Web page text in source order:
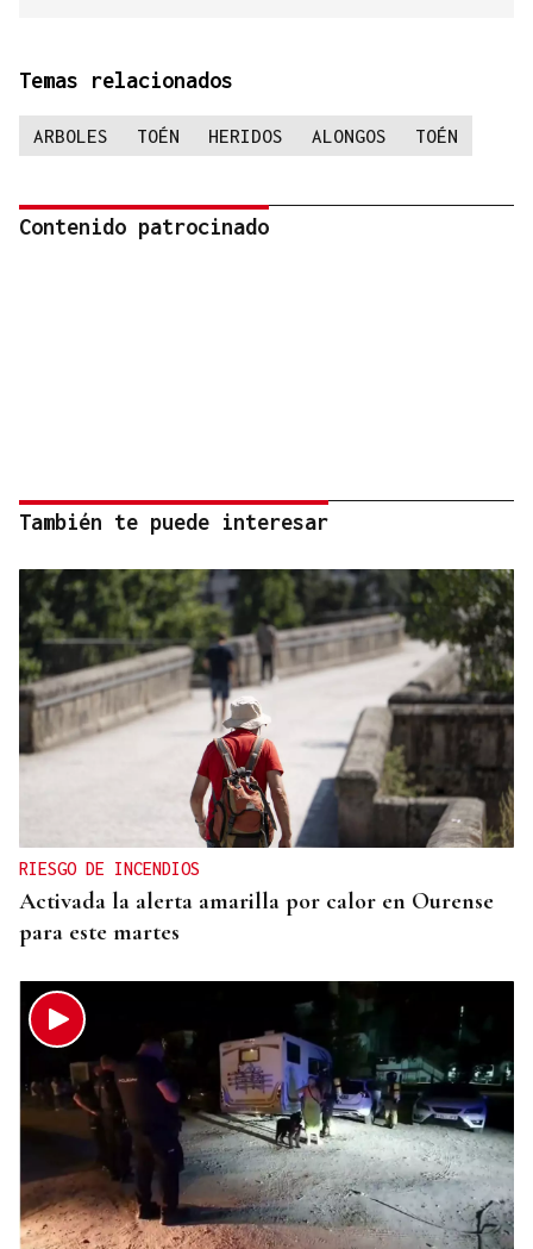
Temas relacionados
ARBOLES TOÉN HERIDOS ALONGOS TOÉN
Contenido patrocinado
También te puede interesar
RIESGO DE INCENDIOS
Activada la alerta amarilla por calor en Ourense
para este martes